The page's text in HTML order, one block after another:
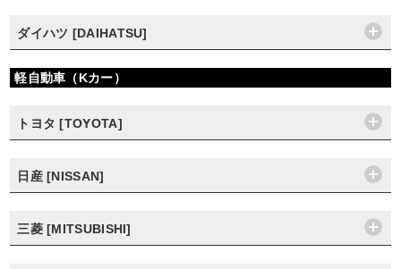
ダイハツ [DAIHATSU]
軽自動車（Kカー）
トヨタ [TOYOTA]
日産 [NISSAN]
三菱 [MITSUBISHI]